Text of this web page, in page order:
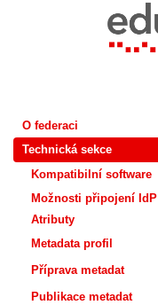
O federaci
Technická sekce
Kompatibilní software
Možnosti připojení IdP
Atributy
Metadata profil
Příprava metadat
Publikace metadat